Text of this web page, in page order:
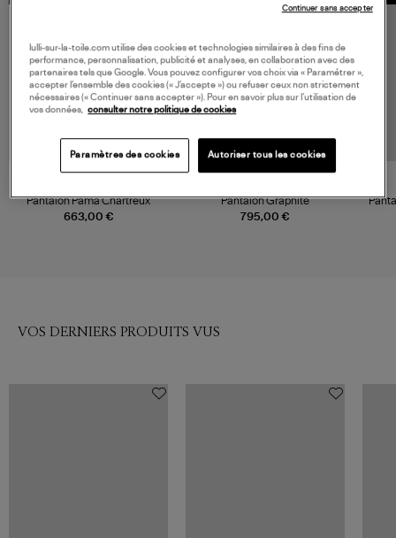
663,00 €
Pantalon Pama Chartreux
NOUVELLE COLLECTION
795,00 €
Pantalon Graphite
VOS DERNIERS PRODUITS VUS
lulli-sur-la-toile.com utilise des cookies et technologies similaires à des fins de
performance, personnalisation, publicité et analyses, en collaboration avec des
partenaires tels que Google. Vous pouvez configurer vos choix via « Paramétrer »,
accepter l’ensemble des cookies (« J’accepte ») ou refuser ceux non strictement
nécessaires (« Continuer sans accepter »). Pour en savoir plus sur l’utilisation de
vos données, consulter notre politique de cookies
Paramètres des cookies Autoriser tous les cookies
Continuer sans accepter